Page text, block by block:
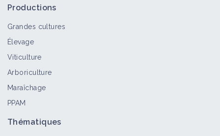
Productions
Grandes cultures
Élevage
Viticulture
Arboriculture
Maraîchage
PPAM
Thématiques